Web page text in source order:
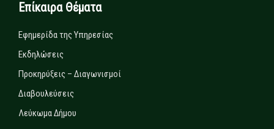
Επίκαιρα Θέματα
Εφημερίδα της Υπηρεσίας
Εκδηλώσεις
Προκηρύξεις – Διαγωνισμοί
Διαβουλεύσεις
Λεύκωμα Δήμου